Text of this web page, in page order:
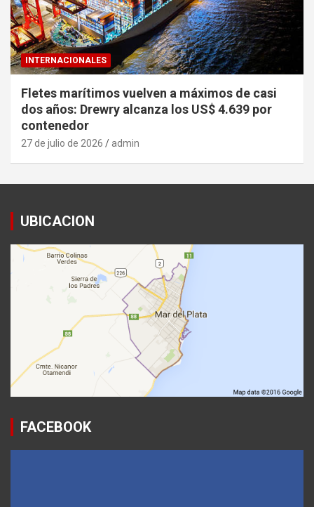
INTERNACIONALES
Fletes marítimos vuelven a máximos de casi
dos años: Drewry alcanza los US$ 4.639 por
contenedor
27 de julio de 2026 admin
UBICACION
FACEBOOK